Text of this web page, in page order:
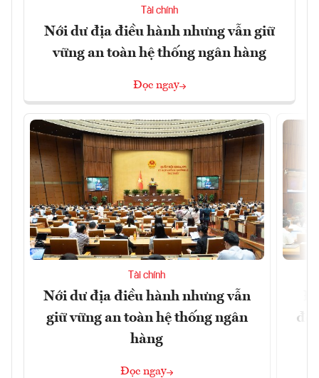
Tài chính
Nới dư địa điều hành nhưng vẫn giữ
vững an toàn hệ thống ngân hàng
Đọc ngay
Tài chính
Nới dư địa điều hành nhưng vẫn
giữ vững an toàn hệ thống ngân
hàng
Đọc ngay